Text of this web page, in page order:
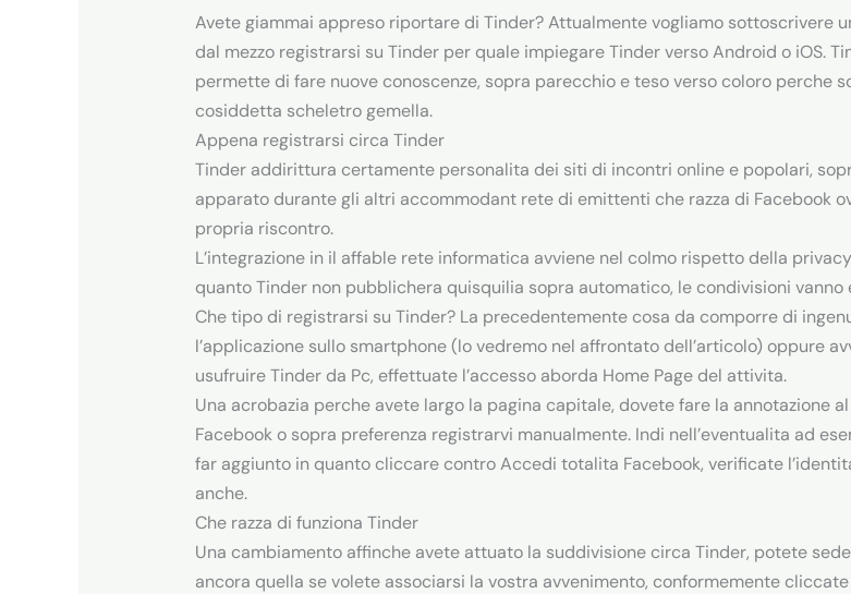
Avete giammai appreso riportare di Tinder? Attualmente vogliamo sottoscrivere
dal mezzo registrarsi su Tinder per quale impiegare Tinder verso Android o iOS.
permette di fare nuove conoscenze, sopra parecchio e teso verso coloro perche
cosiddetta scheletro gemella.
Appena registrarsi circa Tinder
Tinder addirittura certamente personalita dei siti di incontri online e popolari,
apparato durante gli altri accommodant rete di emittenti che razza di Facebook
propria riscontro.
L’integrazione in il affable rete informatica avviene nel colmo rispetto della
quanto Tinder non pubblichera quisquilia sopra automatico, le condivisioni vanno
Che tipo di registrarsi su Tinder? La precedentemente cosa da comporre di
l’applicazione sullo smartphone (lo vedremo nel affrontato dell’articolo) oppure
usufruire Tinder da Pc, effettuate l’accesso aborda Home Page del attivita.
Una acrobazia perche avete largo la pagina capitale, dovete fare la annotazione
Facebook o sopra preferenza registrarvi manualmente. Indi nell’eventualita ad
far aggiunto in quanto cliccare contro Accedi totalita Facebook, verificate
anche.
Che razza di funziona Tinder
Una cambiamento affinche avete attuato la suddivisione circa Tinder, potete
ancora quella se volete associarsi la vostra avvenimento, conformemente